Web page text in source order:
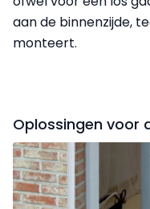
aan de binnen­zijde,
monteert.
Oplossingen voor